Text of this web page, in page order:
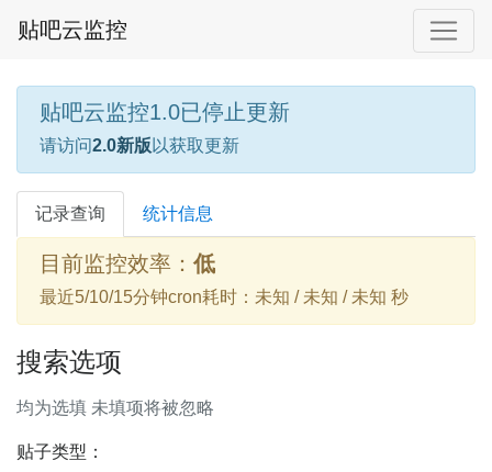
贴吧云监控
贴吧云监控1.0已停止更新
请访问2.0新版 以获取更新
记录查询 统计信息
目前监控效率： 低
最近5/10/15分钟cron耗时：未知 / 未知 / 未知 秒
搜索选项
均为选填 未填项将被忽略
贴子类型：